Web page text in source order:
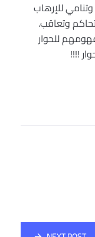
للإرهاب
وتعاقب.
للحوار
!!!!